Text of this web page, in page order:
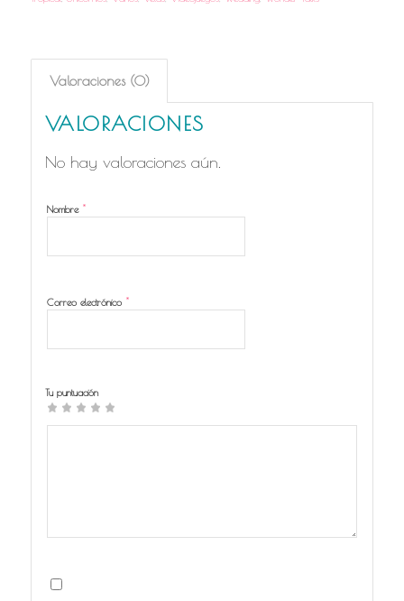
Valoraciones (0)
VALORACIONES
No hay valoraciones aún.
Nombre *
Correo electrónico *
Tu puntuación
12
3
4
5